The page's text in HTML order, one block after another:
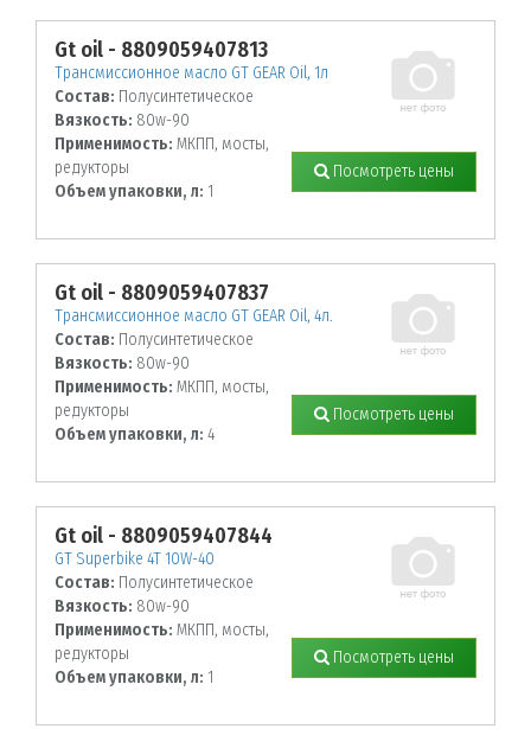
Gt oil - 8809059407813
Трансмиссионное масло GT GEAR Oil, 1л
Состав: Полусинтетическое
Вязкость: 80w-90
Применимость: МКПП, мосты,
редукторы
Объем упаковки, л: 1
Посмотреть цены
Gt oil - 8809059407837
Трансмиссионное масло GT GEAR Oil, 4л.
Состав: Полусинтетическое
Вязкость: 80w-90
Применимость: МКПП, мосты,
редукторы
Объем упаковки, л: 4
Посмотреть цены
Gt oil - 8809059407844
GT Superbike 4T 10W-40
Состав: Полусинтетическое
Вязкость: 80w-90
Применимость: МКПП, мосты,
редукторы
Объем упаковки, л: 1
Посмотреть цены